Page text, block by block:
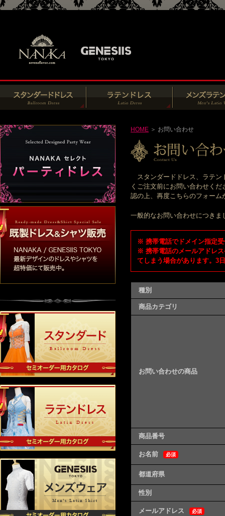
HOME ＞ お問い合わせ
スタンダードドレス、ラテン
くご注文前にお問い合わせく
認の上、再度こちらのフォー
一般的なお問い合わせにつき
※ 携帯電話でドメイン指定
※ 携帯電話のメールアドレ
てしまう場合があります。3
種別
商品カテゴリ
お問い合わせの商品
商品番号
お名前 必須
都道府県
性別
メールアドレス 必須